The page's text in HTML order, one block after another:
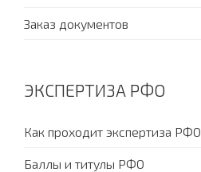
Заказ документов
ЭКСПЕРТИЗА РФО
Как проходит экспертиза РФО
Баллы и титулы РФО